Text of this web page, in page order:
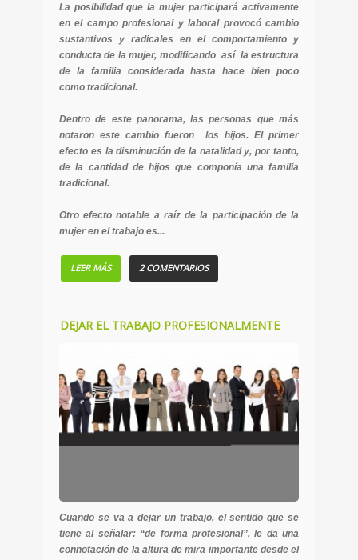
La posibilidad que la mujer participará activamente
en el campo profesional y laboral provocó cambio
sustantivos y radicales en el comportamiento y
conducta de la mujer, modificando así la estructura
de la familia considerada hasta hace bien poco
como tradicional.
Dentro de este panorama, las personas que más
notaron este cambio fueron los hijos. El primer
efecto es la disminución de la natalidad y, por tanto,
de la cantidad de hijos que componía una familia
tradicional.
Otro efecto notable a raíz de la participación de la
mujer en el trabajo es...
LEER MÁS 2 COMENTARIOS
DEJAR EL TRABAJO PROFESIONALMENTE
Cuando se va a dejar un trabajo, el sentido que se
tiene al señalar: “de forma profesional”, le da una
connotación de la altura de mira importante desde el